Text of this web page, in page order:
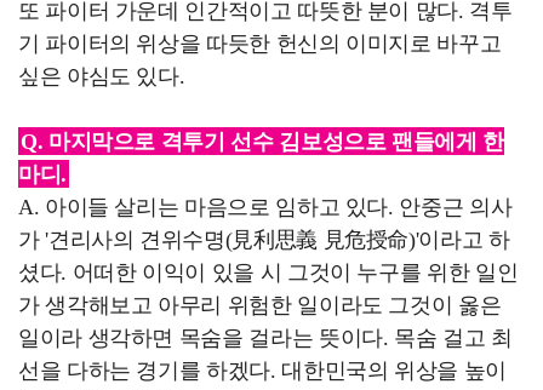
또 파이터 가운데 인간적이고 따뜻한 분이 많다. 격투
기 파이터의 위상을 따듯한 헌신의 이미지로 바꾸고
싶은 야심도 있다.
Q. 마지막으로 격투기 선수 김보성으로 팬들에게 한
마디.
A. 아이들 살리는 마음으로 임하고 있다. 안중근 의사
가 '견리사의 견위수명(見利思義 見危授命)'이라고 하
셨다. 어떠한 이익이 있을 시 그것이 누구를 위한 일인
가 생각해보고 아무리 위험한 일이라도 그것이 옳은
일이라 생각하면 목숨을 걸라는 뜻이다. 목숨 걸고 최
선을 다하는 경기를 하겠다. 대한민국의 위상을 높이